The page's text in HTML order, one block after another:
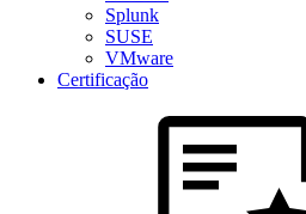
Splunk
SUSE
VMware
Certificação